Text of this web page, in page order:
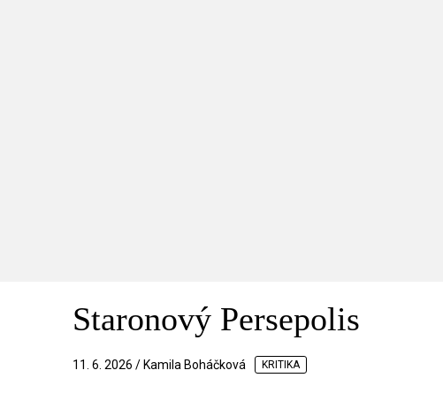
Staronový Persepolis
11. 6. 2026 / Kamila Boháčková KRITIKA